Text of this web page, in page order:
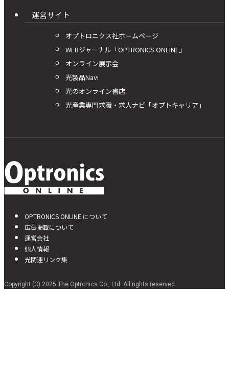
運営サイト
オプトロニクス社ホームページ
WEBジャーナル「OPTRONICS ONLINE」
オンライン展示会
光製品Navi
光のオンライン書店
光産業専門求職・求人ナビ「オプトキャリア」
OPTRONICS ONLINE について
広告掲載について
運営会社
個人情報
光関連リンク集
Copyright (C) 2025 The Optronics Co., Ltd. All rights reserved.